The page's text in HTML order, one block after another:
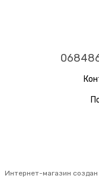
Интернет-магазин